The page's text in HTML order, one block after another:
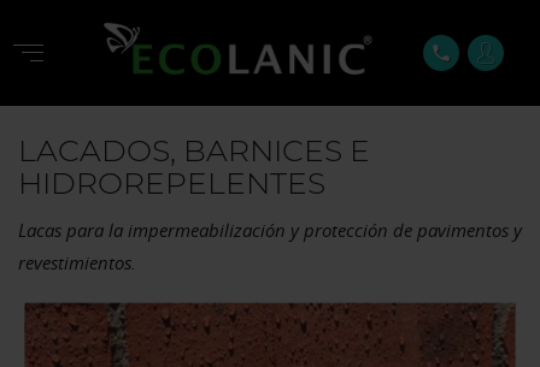
phone
LACADOS, BARNICES E
HIDROREPELENTES
Lacas para la impermeabilización y protección de pavimentos y
revestimientos.